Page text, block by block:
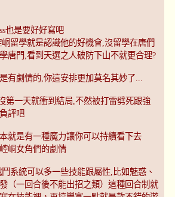
也是要好好寫吧
留學就是認識他的好機會,沒留學在唐們
唐門,看到天選之人破防下山不就更合理?
有劇情的,你這安排更加莫名其妙了...
第一天就衝到結局,不然被打雷劈死跟強
評吧
就是有一種魔力讓你可以持續看下去
峒女角們的劇情
鬥系統可以多一些技能跟屬性,比如魅惑、
（一回合後不能出招之類）這種回合制就